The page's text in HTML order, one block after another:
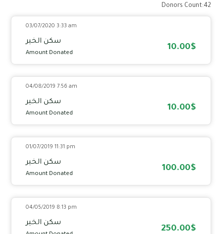
Donors Count:42
03/07/2020 3:33 am
سكن الخير
Amount Donated
10.00$
04/08/2019 7:56 am
سكن الخير
Amount Donated
10.00$
01/07/2019 11:31 pm
سكن الخير
Amount Donated
100.00$
04/05/2019 8:13 pm
سكن الخير
250.00$